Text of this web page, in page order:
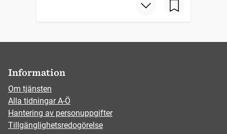
Information
Om tjänsten
Alla tidningar A-Ö
Hantering av personuppgifter
Tillgänglighetsredogörelse